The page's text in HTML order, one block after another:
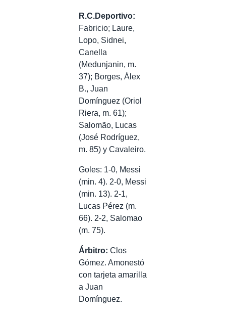
R.C.Deportivo:
Fabricio; Laure,
Lopo, Sidnei,
Canella
(Medunjanin, m.
37); Borges, Álex
B., Juan
Domínguez (Oriol
Riera, m. 61);
Salomão, Lucas
(José Rodríguez,
m. 85) y Cavaleiro.
Goles: 1-0, Messi
(min. 4). 2-0, Messi
(min. 13). 2-1,
Lucas Pérez (m.
66). 2-2, Salomao
(m. 75).
Árbitro: Clos
Gómez. Amonestó
con tarjeta amarilla
a Juan
Domínguez.